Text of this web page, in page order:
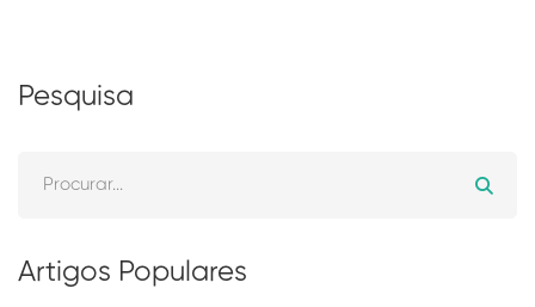
Pesquisa
Artigos Populares